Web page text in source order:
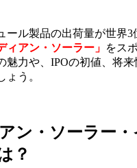
ール製品の出荷量が世界3
ィアン・ソーラー」 をス
魅力や、IPOの初値、将
ょう。
ン・ソーラー
？